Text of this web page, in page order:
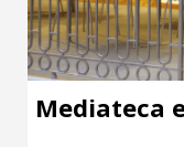
Música
Sin categoría
Mediateca